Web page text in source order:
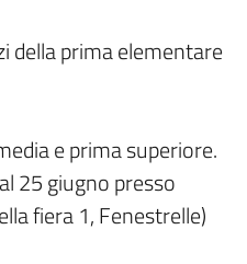
della prima elementare
e prima superiore.
25 giugno presso
fiera 1, Fenestrelle)